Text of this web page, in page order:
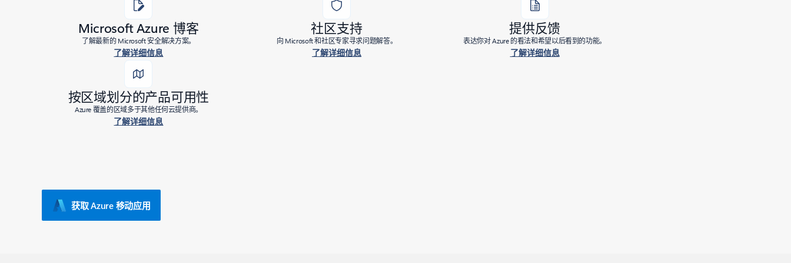
Microsoft Azure 博客
了解最新的 Microsoft 安全解决方案。
了解详细信息
社区支持
向 Microsoft 和社区专家寻求问题解答。
了解详细信息
提供反馈
表达你对 Azure 的看法和希望以后看到的功能。
了解详细信息
按区域划分的产品可用性
Azure 覆盖的区域多于其他任何云提供商。
了解详细信息
获取 Azure 移动应用